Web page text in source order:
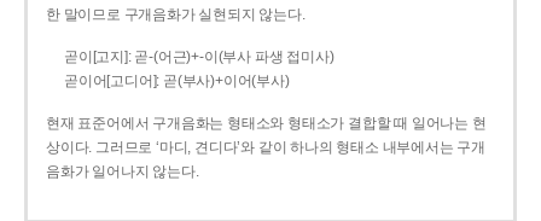
한 말이므로 구개음화가 실현되지 않는다.
곧이[고지]: 곧-­(어근)+­-이(부사 파생 접미사)
곧이어[고디어]: 곧(부사)+이어(부사)
현재 표준어에서 구개음화는 형태소와 형태소가 결합할 때 일어나는 현
상이다. 그러므로 ‘마디, 견디다’와 같이 하나의 형태소 내부에서는 구개
음화가 일어나지 않는다.